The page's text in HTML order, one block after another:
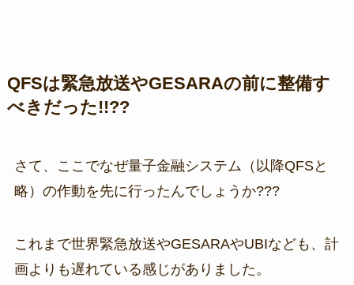
QFSは緊急放送やGESARAの前に整備す
べきだった!!??
さて、ここでなぜ量子金融システム（以降QFSと
略）の作動を先に行ったんでしょうか???
これまで世界緊急放送やGESARAやUBIなども、計
画よりも遅れている感じがありました。